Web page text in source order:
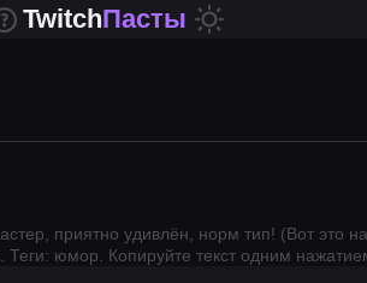
TwitchПасты
приятно удивлён, норм тип! (Вот это
Теги: юмор. Копируйте текст одним